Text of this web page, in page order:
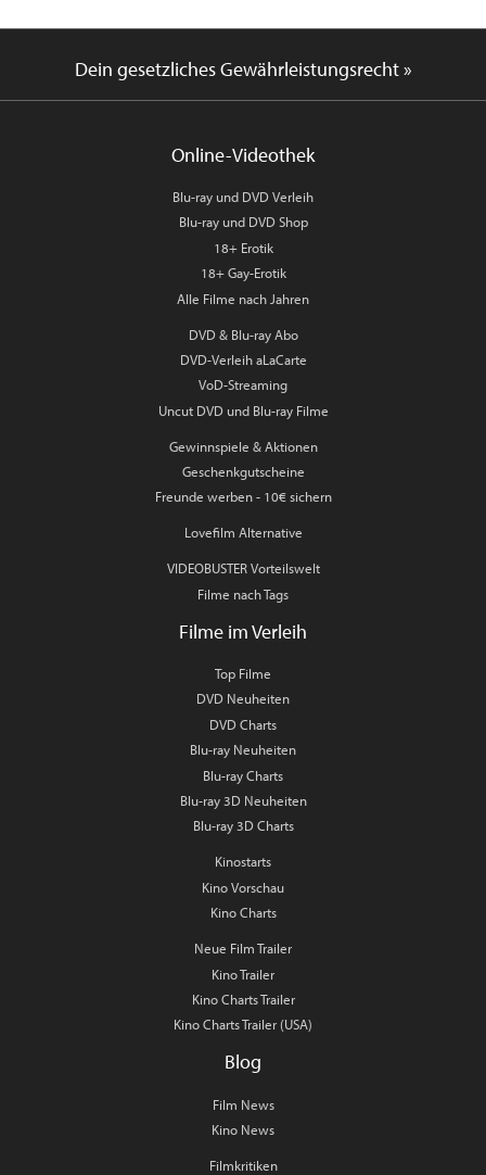
Dein gesetzliches Gewährleistungsrecht »
Online-Videothek
Blu-ray und DVD Verleih
Blu-ray und DVD Shop
18+ Erotik
18+ Gay-Erotik
Alle Filme nach Jahren
DVD & Blu-ray Abo
DVD-Verleih aLaCarte
VoD-Streaming
Uncut DVD und Blu-ray Filme
Gewinnspiele & Aktionen
Geschenkgutscheine
Freunde werben - 10€ sichern
Lovefilm Alternative
VIDEOBUSTER Vorteilswelt
Filme nach Tags
Filme im Verleih
Top Filme
DVD Neuheiten
DVD Charts
Blu-ray Neuheiten
Blu-ray Charts
Blu-ray 3D Neuheiten
Blu-ray 3D Charts
Kinostarts
Kino Vorschau
Kino Charts
Neue Film Trailer
Kino Trailer
Kino Charts Trailer
Kino Charts Trailer (USA)
Blog
Film News
Kino News
Filmkritiken